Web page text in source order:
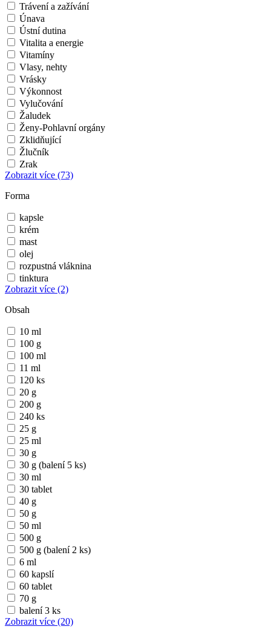
Trávení a zažívání
Únava
Ústní dutina
Vitalita a energie
Vitamíny
Vlasy, nehty
Vrásky
Výkonnost
Vylučování
Žaludek
Ženy-Pohlavní orgány
Zklidňující
Žlučník
Zrak
Zobrazit více (73)
Forma
kapsle
krém
mast
olej
rozpustná vláknina
tinktura
Zobrazit více (2)
Obsah
10 ml
100 g
100 ml
11 ml
120 ks
20 g
200 g
240 ks
25 g
25 ml
30 g
30 g (balení 5 ks)
30 ml
30 tablet
40 g
50 g
50 ml
500 g
500 g (balení 2 ks)
6 ml
60 kapslí
60 tablet
70 g
balení 3 ks
Zobrazit více (20)